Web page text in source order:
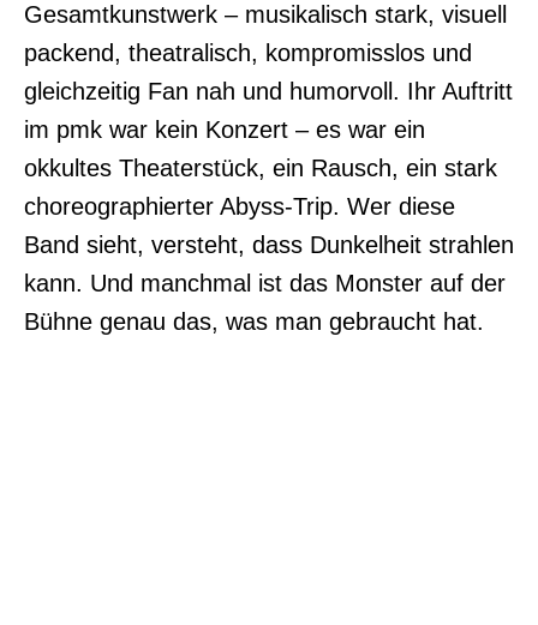
Gesamtkunstwerk – musikalisch stark, visuell
packend, theatralisch, kompromisslos und
gleichzeitig Fan nah und humorvoll. Ihr Auftritt
im pmk war kein Konzert – es war ein
okkultes Theaterstück, ein Rausch, ein stark
choreographierter Abyss-Trip. Wer diese
Band sieht, versteht, dass Dunkelheit strahlen
kann. Und manchmal ist das Monster auf der
Bühne genau das, was man gebraucht hat.